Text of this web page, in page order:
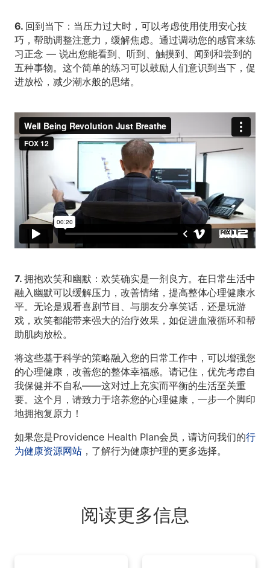
6. 回到当下： 当压力过大时，可以考虑使用使用安心技
巧，帮助调整注意力，缓解焦虑。通过调动您的感官来练
习正念 — 说出您能看到、听到、触摸到、闻到和尝到的
五种事物。这个简单的练习可以鼓励人们意识到当下，促
进放松，减少潮水般的思绪。
7. 拥抱欢笑和幽默： 欢笑确实是一剂良方。在日常生活中
融入幽默可以缓解压力，改善情绪，提高整体心理健康水
平。无论是观看喜剧节目、与朋友分享笑话，还是玩游
戏，欢笑都能带来强大的治疗效果，如促进血液循环和帮
助肌肉放松。
将这些基于科学的策略融入您的日常工作中，可以增强您
的心理健康，改善您的整体幸福感。请记住，优先考虑自
我保健并不自私——这对过上充实而平衡的生活至关重
要。这个月，请致力于培养您的心理健康，一步一个脚印
地拥抱复原力！
如果您是Providence Health Plan会员，请访问我们的行
为健康资源网站 ，了解行为健康护理的更多选择。
阅读更多信息